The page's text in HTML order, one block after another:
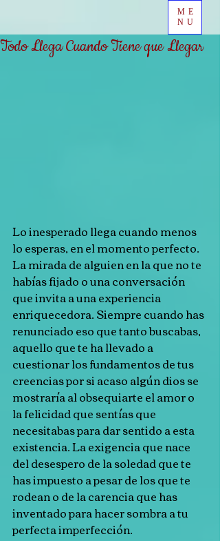
ME
NU
Todo Llega Cuando Tiene que Llegar
Lo inesperado llega cuando menos
lo esperas, en el momento perfecto.
La mirada de alguien en la que no te
habías fijado o una conversación
que invita a una experiencia
enriquecedora. Siempre cuando has
renunciado eso que tanto buscabas,
aquello que te ha llevado a
cuestionar los fundamentos de tus
creencias por si acaso algún dios se
mostraría al obsequiarte el amor o
la felicidad que sentías que
necesitabas para dar sentido a esta
existencia. La exigencia que nace
del desespero de la soledad que te
has impuesto a pesar de los que te
rodean o de la carencia que has
inventado para hacer sombra a tu
perfecta imperfección.